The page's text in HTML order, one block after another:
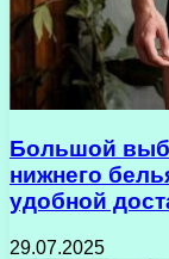
Большой
нижнего
удобной
29.07.2025